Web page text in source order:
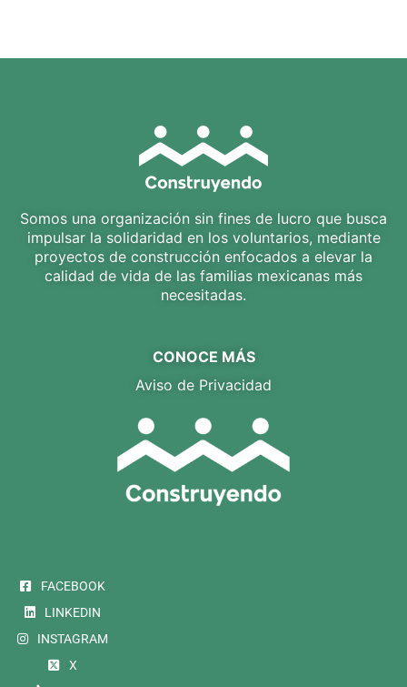
Somos una organización sin fines de lucro que busca
impulsar la solidaridad en los voluntarios, mediante
proyectos de construcción enfocados a elevar la
calidad de vida de las familias mexicanas más
necesitadas.
CONOCE MÁS
Aviso de Privacidad
FACEBOOK
LINKEDIN
INSTAGRAM
X